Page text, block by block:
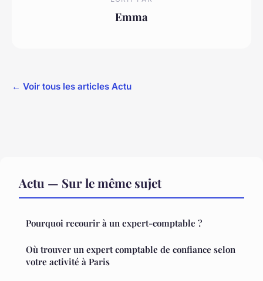
Emma
← Voir tous les articles Actu
Actu — Sur le même sujet
Pourquoi recourir à un expert-comptable ?
Où trouver un expert comptable de confiance selon
votre activité à Paris